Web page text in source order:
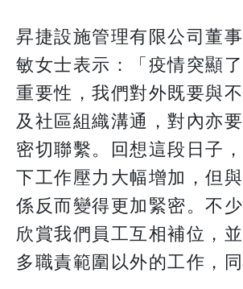
昇捷設施管理有限公司董
敏女士表示：「疫情突顯
重要性，我們對外既要與
及社區組織溝通，對內亦
密切聯繫。回想這段日子
下工作壓力大幅增加，但
係反而變得更加緊密。不
欣賞我們員工互相補位，
多職責範圍以外的工作，同